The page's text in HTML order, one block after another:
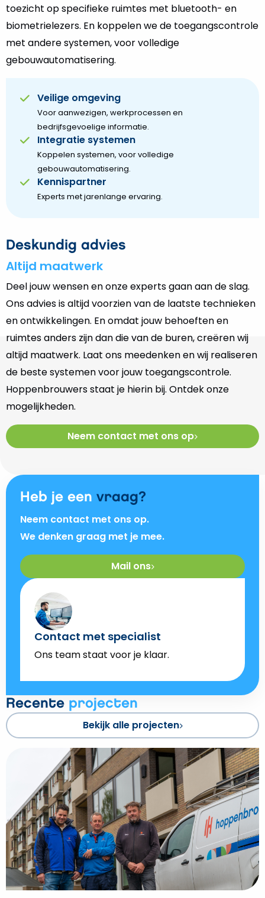
toezicht op specifieke ruimtes met bluetooth- en
biometrielezers. En koppelen we de toegangscontrole
met andere systemen, voor volledige
gebouwautomatisering.
Veilige omgeving
Voor aanwezigen, werkprocessen en
bedrijfsgevoelige informatie.
Integratie systemen
Koppelen systemen, voor volledige
gebouwautomatisering.
Kennispartner
Experts met jarenlange ervaring.
Deskundig advies
Altijd maatwerk
Deel jouw wensen en onze experts gaan aan de slag.
Ons advies is altijd voorzien van de laatste technieken
en ontwikkelingen. En omdat jouw behoeften en
ruimtes anders zijn dan die van de buren, creëren wij
altijd maatwerk. Laat ons meedenken en wij realiseren
de beste systemen voor jouw toegangscontrole.
Hoppenbrouwers staat je hierin bij. Ontdek onze
mogelijkheden.
Neem contact met ons op
Heb je een vraag?
Neem contact met ons op.
We denken graag met je mee.
Mail ons
Contact met specialist
Ons team staat voor je klaar.
Recente projecten
Bekijk alle projecten
Verzorgingshuis
Assen
krijgt
nieuwe
bestemming
en
straalt
weer